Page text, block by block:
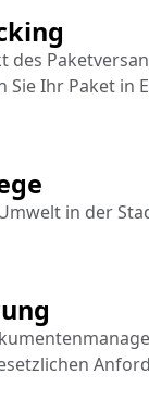
des
Sie Ihr Paket in
in der